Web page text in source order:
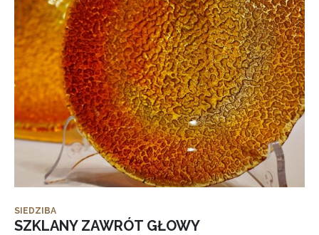
SIEDZIBA
SZKLANY ZAWRÓT GŁOWY